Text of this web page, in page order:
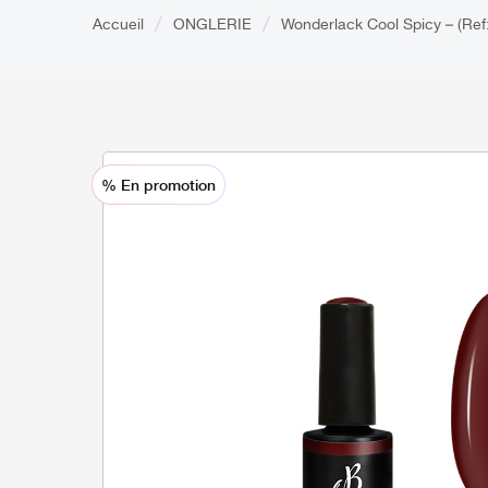
Accueil ONGLERIE Wonderlack Cool Spicy –
% En promotion